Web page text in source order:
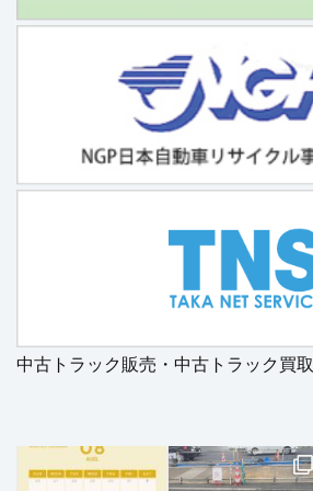
中古トラック販売・中古トラック買取